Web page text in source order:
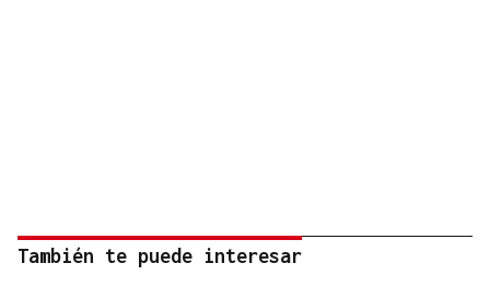
También te puede interesar